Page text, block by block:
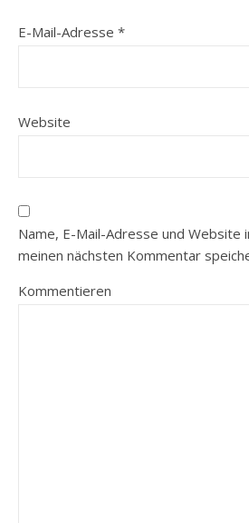
E-Mail-Adresse *
Website
Name, E-Mail-Adresse und
meinen nächsten Kommentar
Kommentieren